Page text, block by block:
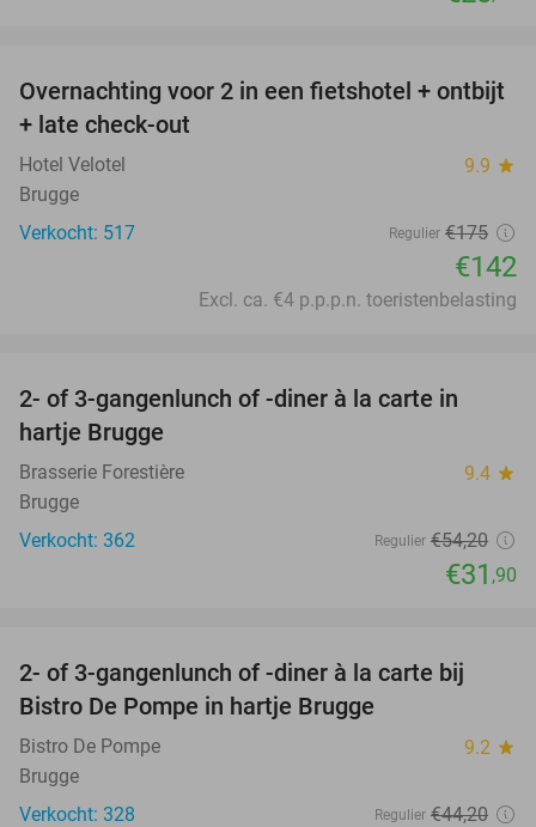
19%
Overnachting voor 2 in een fietshotel + ontbijt
+ late check-out
Hotel Velotel 9.9 star
Brugge
Verkocht: 517
Regulier €175
€142
Excl. ca. €4 p.p.p.n. toeristenbelasting
2- of 3-gangenlunch of -diner à la carte in
hartje Brugge
Brasserie Forestière 9.4 star
Brugge
Verkocht: 362
Regulier €54,20
€31 ,90
42%
2- of 3-gangenlunch of -diner à la carte bij
Bistro De Pompe in hartje Brugge
Bistro De Pompe 9.2 star
Brugge
Verkocht: 328
Regulier €44,20